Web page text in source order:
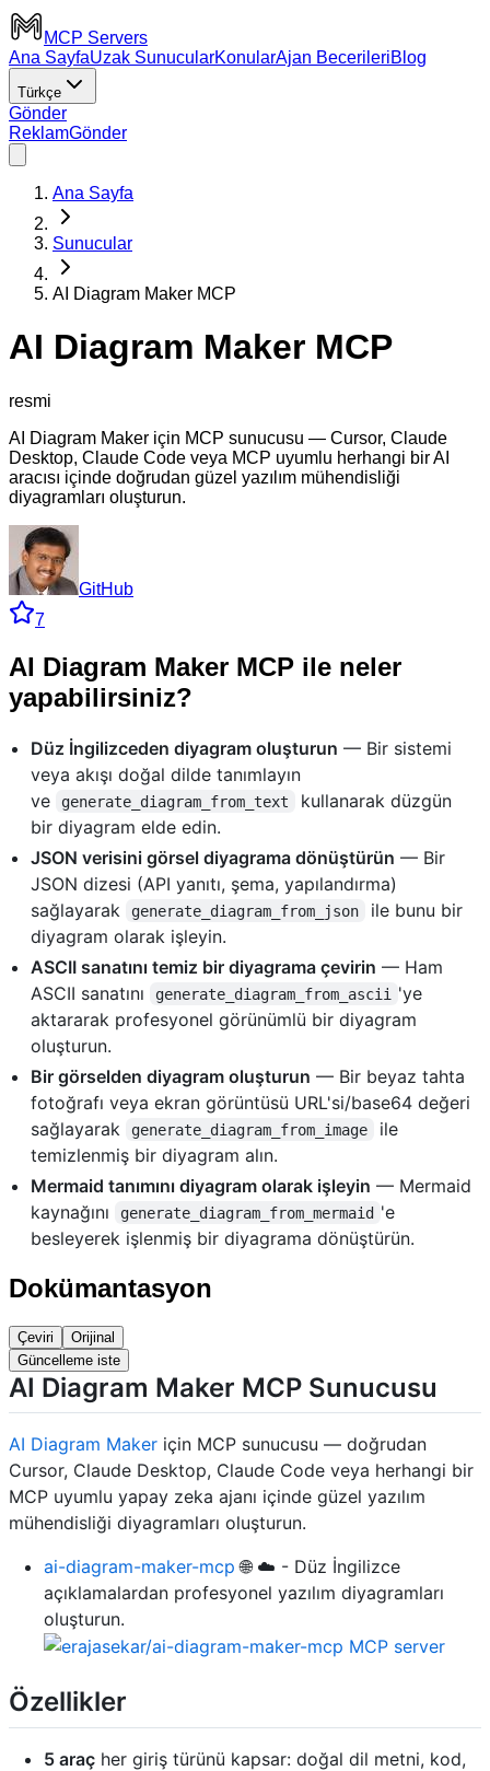
MCP Servers
Ana SayfaUzak SunucularKonularAjan BecerileriBlog
Türkçe
Gönder
ReklamGönder
Ana Sayfa
Sunucular
AI Diagram Maker MCP
AI Diagram Maker MCP
resmi
AI Diagram Maker için MCP sunucusu — Cursor, Claude
Desktop, Claude Code veya MCP uyumlu herhangi bir AI
aracısı içinde doğrudan güzel yazılım mühendisliği
diyagramları oluşturun.
GitHub
7
AI Diagram Maker MCP ile neler
yapabilirsiniz?
Düz İngilizceden diyagram oluşturun — Bir sistemi
veya akışı doğal dilde tanımlayın
ve
generate_diagram_from_text
kullanarak düzgün
bir diyagram elde edin.
JSON verisini görsel diyagrama dönüştürün — Bir
JSON dizesi (API yanıtı, şema, yapılandırma)
sağlayarak
generate_diagram_from_json
ile bunu bir
diyagram olarak işleyin.
ASCII sanatını temiz bir diyagrama çevirin — Ham
ASCII sanatını
generate_diagram_from_ascii
'ye
aktararak profesyonel görünümlü bir diyagram
oluşturun.
Bir görselden diyagram oluşturun — Bir beyaz tahta
fotoğrafı veya ekran görüntüsü URL'si/base64 değeri
sağlayarak
generate_diagram_from_image
ile
temizlenmiş bir diyagram alın.
Mermaid tanımını diyagram olarak işleyin — Mermaid
kaynağını
generate_diagram_from_mermaid 'e
besleyerek işlenmiş bir diyagrama dönüştürün.
Dokümantasyon
Çeviri
Orijinal
Güncelleme iste
AI Diagram Maker MCP Sunucusu
AI Diagram Maker için MCP sunucusu — doğrudan
Cursor, Claude Desktop, Claude Code veya herhangi bir
MCP uyumlu yapay zeka ajanı içinde güzel yazılım
mühendisliği diyagramları oluşturun.
ai-diagram-maker-mcp 🌐 ☁️ - Düz İngilizce
açıklamalardan profesyonel yazılım diyagramları
oluşturun.
Özellikler
5 araç her giriş türünü kapsar: doğal dil metni, kod,